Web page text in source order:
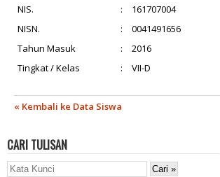
NIS.
:
161707004
NISN.
:
0041491656
Tahun Masuk
:
2016
Tingkat / Kelas
: VII-D
« Kembali ke Data Siswa
CARI TULISAN